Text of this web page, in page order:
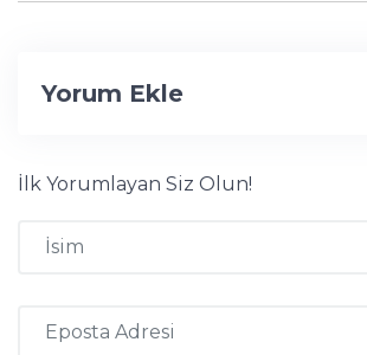
Yorum Ekle
İlk Yorumlayan Siz Olun!